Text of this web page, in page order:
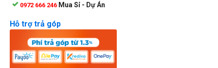
0972 666 246 Mua Sỉ - Dự Án
Hỗ trợ trả góp